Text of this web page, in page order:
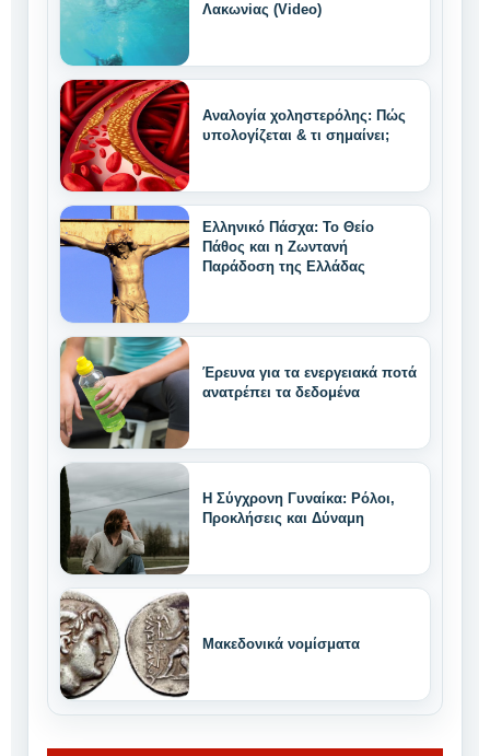
Λακωνiας (Video)
Αναλογία χοληστερόλης: Πώς
υπολογίζεται & τι σημαίνει;
Ελληνικό Πάσχα: Το Θείο
Πάθος και η Ζωντανή
Παράδοση της Ελλάδας
Έρευνα για τα ενεργειακά ποτά
ανατρέπει τα δεδομένα
Η Σύγχρονη Γυναίκα: Ρόλοι,
Προκλήσεις και Δύναμη
Μακεδονικά νομίσματα